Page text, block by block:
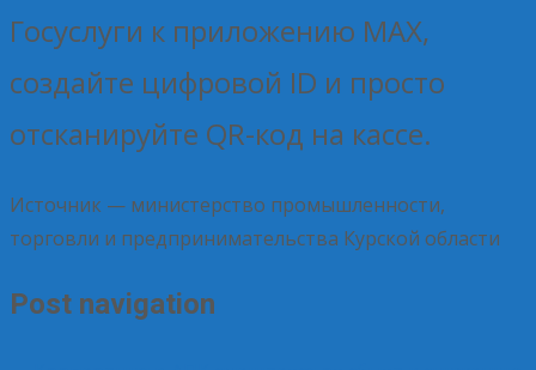
Госуслуги к приложению MAX,
создайте цифровой ID и просто
отсканируйте QR-код на кассе.
Источник — министерство промышленности,
торговли и предпринимательства Курской области
Post navigation